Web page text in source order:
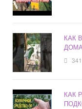
КАК
КАК